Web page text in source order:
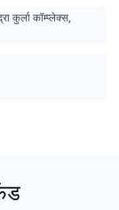
कुर्ला कॉम्प्लेक्स,